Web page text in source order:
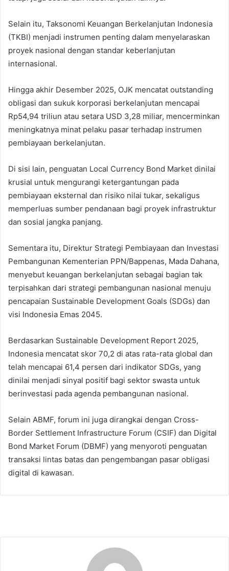
Selain itu, Taksonomi Keuangan Berkelanjutan Indonesia
(TKBI) menjadi instrumen penting dalam menyelaraskan
proyek nasional dengan standar keberlanjutan
internasional.
Hingga akhir Desember 2025, OJK mencatat outstanding
obligasi dan sukuk korporasi berkelanjutan mencapai
Rp54,94 triliun atau setara USD 3,28 miliar, mencerminkan
meningkatnya minat pelaku pasar terhadap instrumen
pembiayaan berkelanjutan.
Di sisi lain, penguatan Local Currency Bond Market dinilai
krusial untuk mengurangi ketergantungan pada
pembiayaan eksternal dan risiko nilai tukar, sekaligus
memperluas sumber pendanaan bagi proyek infrastruktur
dan sosial jangka panjang.
Sementara itu, Direktur Strategi Pembiayaan dan Investasi
Pembangunan Kementerian PPN/Bappenas, Mada Dahana,
menyebut keuangan berkelanjutan sebagai bagian tak
terpisahkan dari strategi pembangunan nasional menuju
pencapaian Sustainable Development Goals (SDGs) dan
visi Indonesia Emas 2045.
Berdasarkan Sustainable Development Report 2025,
Indonesia mencatat skor 70,2 di atas rata-rata global dan
telah mencapai 61,4 persen dari indikator SDGs, yang
dinilai menjadi sinyal positif bagi sektor swasta untuk
berinvestasi pada agenda pembangunan nasional.
Selain ABMF, forum ini juga dirangkai dengan Cross-
Border Settlement Infrastructure Forum (CSIF) dan Digital
Bond Market Forum (DBMF) yang menyoroti penguatan
transaksi lintas batas dan pengembangan pasar obligasi
digital di kawasan.